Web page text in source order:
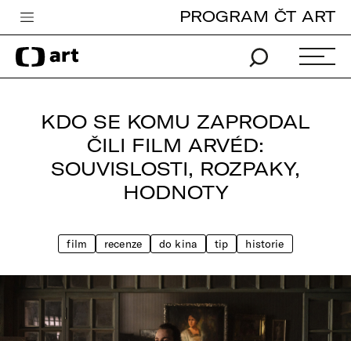
Česká televize
Zpravodajství
TV program
PROGRAM ČT ART
KDO SE KOMU ZAPRODAL
ČILI FILM ARVÉD:
SOUVISLOSTI, ROZPAKY,
HODNOTY
film recenze do kina tip historie